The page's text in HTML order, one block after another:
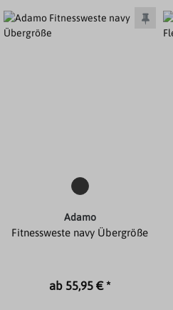
Adamo
Fitnessweste navy Übergröße
ab 55,95 € *